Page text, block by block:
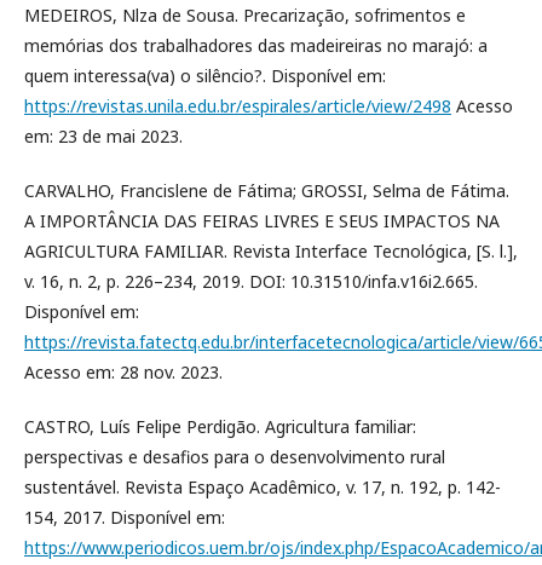
MEDEIROS, Nlza de Sousa. Precarização, sofrimentos e
memórias dos trabalhadores das madeireiras no marajó: a
quem interessa(va) o silêncio?. Disponível em:
https://revistas.unila.edu.br/espirales/article/view/2498 Acesso
em: 23 de mai 2023.
CARVALHO, Francislene de Fátima; GROSSI, Selma de Fátima.
A IMPORTÂNCIA DAS FEIRAS LIVRES E SEUS IMPACTOS NA
AGRICULTURA FAMILIAR. Revista Interface Tecnológica, [S. l.],
v. 16, n. 2, p. 226–234, 2019. DOI: 10.31510/infa.v16i2.665.
Disponível em:
https://revista.fatectq.edu.br/interfacetecnologica/article/view/
Acesso em: 28 nov. 2023.
CASTRO, Luís Felipe Perdigão. Agricultura familiar:
perspectivas e desafios para o desenvolvimento rural
sustentável. Revista Espaço Acadêmico, v. 17, n. 192, p. 142-
154, 2017. Disponível em:
https://www.periodicos.uem.br/ojs/index.php/EspacoAcademico/